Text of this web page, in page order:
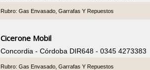
Rubro: Gas Envasado, Garrafas Y Repuestos
Cicerone Mobil
Concordia - Córdoba DIR648 - 0345 4273383
Rubro: Gas Envasado, Garrafas Y Repuestos